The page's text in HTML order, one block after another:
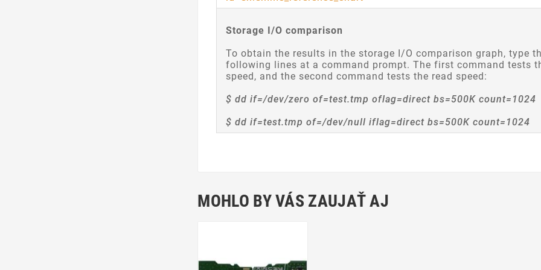
Storage I/O comparison
To obtain the results in the storage I/O comparison graph, type
following lines at a command prompt. The first command tests
speed, and the second command tests the read speed:
$ dd if=/dev/zero of=test.tmp oflag=direct bs=500K count=1024
$ dd if=test.tmp of=/dev/null iflag=direct bs=500K count=1024
MOHLO BY VÁS ZAUJAŤ AJ